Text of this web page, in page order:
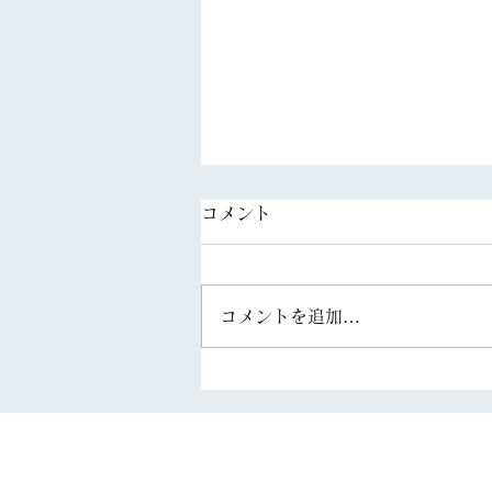
「FAS住まいの新聞（R08.8
コメント
コメントを追加…